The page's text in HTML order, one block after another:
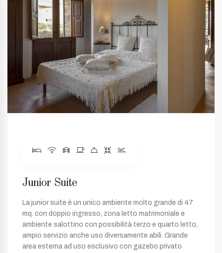
Junior Suite
La junior suite è un unico ambiente molto grande di 47
mq. con doppio ingresso, zona letto matrimoniale e
ambiente salottino con possibilità terzo e quarto letto,
ampio servizio anche uso diversamente abili. Grande
area esterna ad uso esclusivo con gazebo privato